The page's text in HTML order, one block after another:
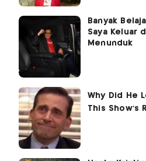
Banyak
Saya Keluar
Menunduk